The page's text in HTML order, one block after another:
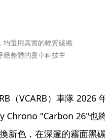
均選用真實的輕質碳纖
應整體的賽車科技主
（VCARB）車隊 2026 年
Chrono "Carbon 26"也將
新色，在深邃的霧面黑碳